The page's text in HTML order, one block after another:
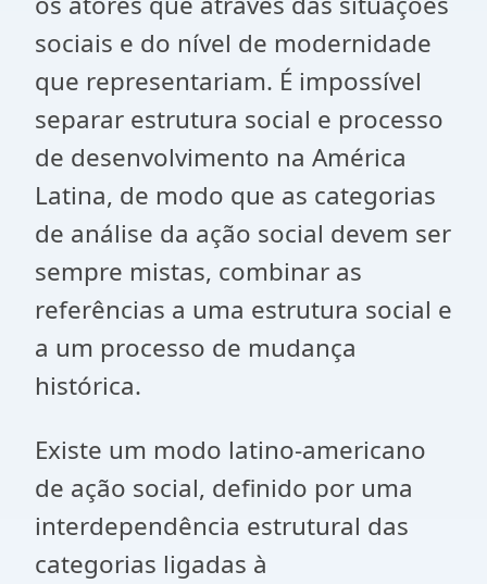
sociais e do nível de modernidade
que representariam. É impossível
separar estrutura social e processo
de desenvolvimento na América
Latina, de modo que as categorias
de análise da ação social devem ser
sempre mistas, combinar as
referências a uma estrutura social e
a um processo de mudança
histórica.
Existe um modo latino-americano
de ação social, definido por uma
interdependência estrutural das
categorias ligadas à